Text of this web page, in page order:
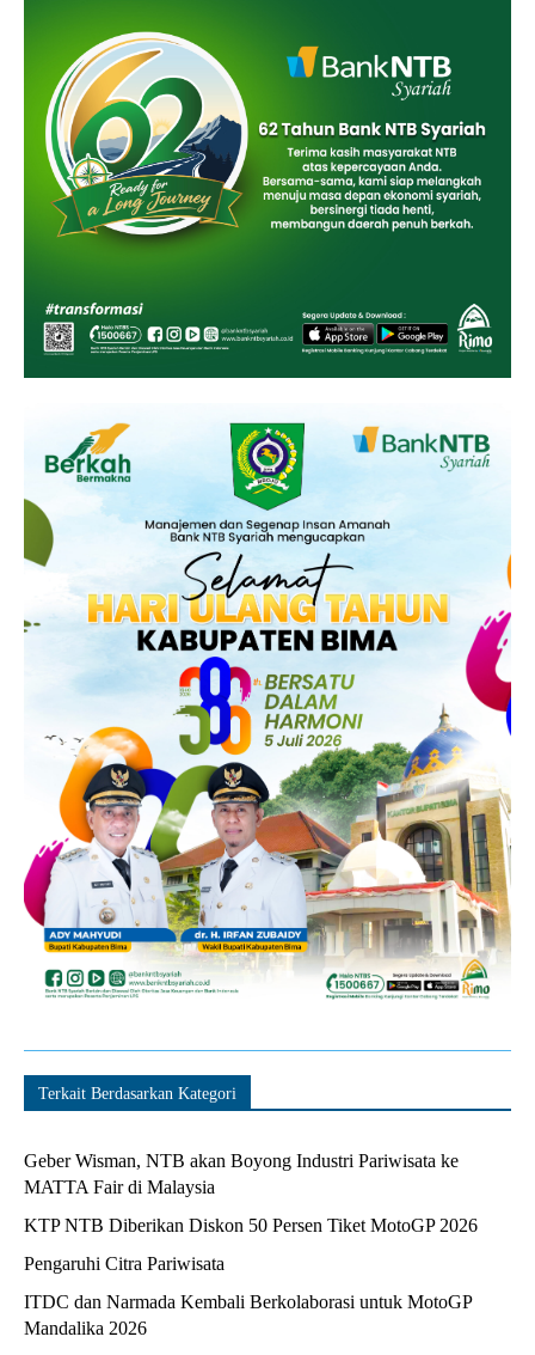
Terkait Berdasarkan Kategori
Geber Wisman, NTB akan Boyong Industri Pariwisata ke
MATTA Fair di Malaysia
KTP NTB Diberikan Diskon 50 Persen Tiket MotoGP 2026
Pengaruhi Citra Pariwisata
ITDC dan Narmada Kembali Berkolaborasi untuk MotoGP
Mandalika 2026